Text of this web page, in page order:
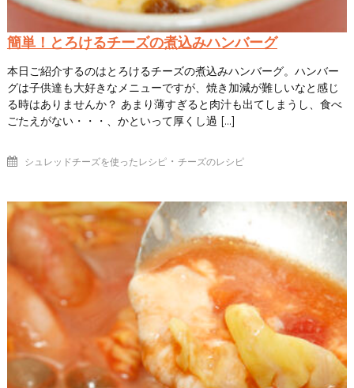
簡単！とろけるチーズの煮込みハンバーグ
本日ご紹介するのはとろけるチーズの煮込みハンバーグ。ハンバー
グは子供達も大好きなメニューですが、焼き加減が難しいなと感じ
る時はありませんか？ あまり薄すぎると肉汁も出てしまうし、食べ
ごたえがない・・・、かといって厚くし過 […]
シュレッドチーズを使ったレシピ・ チーズのレシピ